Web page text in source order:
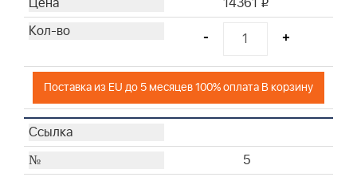
i
- +
Поставка из EU до 5 месяцев 100% оплата В корзину
5